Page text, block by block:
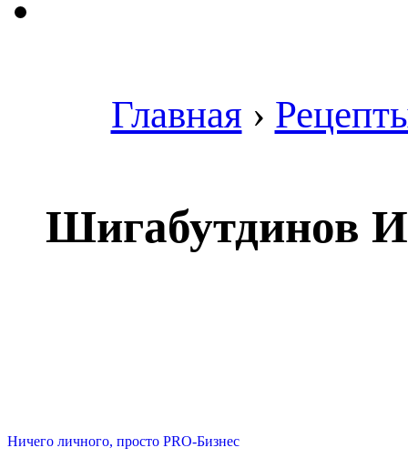
Главная ›
Шигабутдинов
Ничего личного, просто PRO-Бизнес